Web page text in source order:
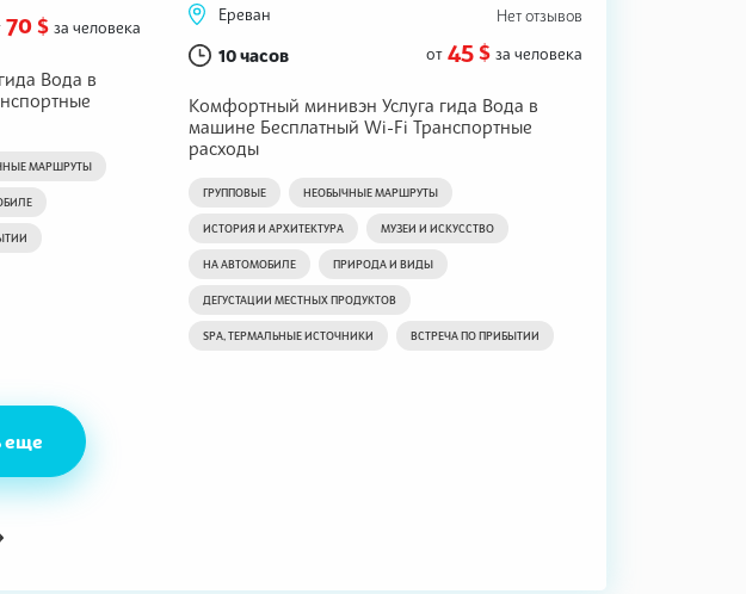
70 $ за человека
Вода в
МАРШРУТЫ
Ереван Нет отзывов
10 часов от 45 $ за человека
Комфортный минивэн Услуга гида Вода в
машине Бесплатный Wi-Fi Транспортные
расходы
ГРУППОВЫЕ НЕОБЫЧНЫЕ МАРШРУТЫ
ИСТОРИЯ И АРХИТЕКТУРА МУЗЕИ И ИСКУССТВО
НА АВТОМОБИЛЕ ПРИРОДА И ВИДЫ
ДЕГУСТАЦИИ МЕСТНЫХ ПРОДУКТОВ
SPA, ТЕРМАЛЬНЫЕ ИСТОЧНИКИ ВСТРЕЧА ПО ПРИБЫТИИ
еще